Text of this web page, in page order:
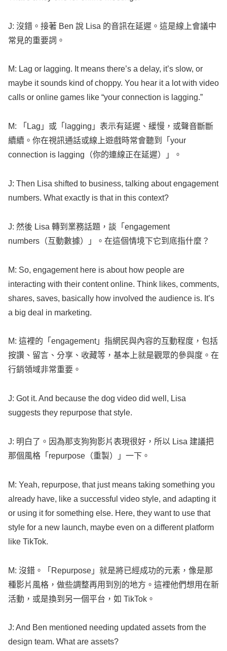
J: 沒錯。接著 Ben 說 Lisa 的音訊在延遲。這是線上會議中
常見的重要詞。
M: Lag or lagging. It means there’s a delay, it’s slow, or
maybe itsounds kind ofchoppy. You hear it a lotwith video
calls or online games like “your connection is lagging.”
M: 「 Lag 」或「 lagging 」表示有延遲、緩慢，或聲音斷斷
續續。你在視訊通話或線上遊戲時常會聽到「your
connection is lagging （你的連線正在延遲）」。
J: Then Lisa shifted to business, talking aboutengagement
numbers. What exactly is that in this context?
J: 然後 Lisa 轉到業務話題，談「 engagement
numbers （互動數據）」。在這個情境下它到底指什麼？
M: So, engagementhere is about how people are
interacting with their content online. Think likes, comments,
shares, saves, basically how involved the audience is. It’s
a big deal in marketing.
M: 這裡的「 engagement」指網民與內容的互動程度，包括
按讚、留言、分享、收藏等，基本上就是觀眾的參與度。在
行銷領域非常重要。
J: Gotit. And because the dog video did well , Lisa
suggests they repurpose thatstyle.
J: 明白了。因為那支狗狗影片表現很好，所以 Lisa 建議把
那個風格「 repurpose （重製）」一下。
M: Yeah, repurpose, that just means taking something you
already have, like a successful video style, and adapting it
or using it for something else. Here, they wantto use that
style for a new launch, maybe even on a different platform
like TikTok.
M: 沒錯。「 Repurpose 」就是將已經成功的元素，像是那
種影片風格，做些調整再用到別的地方。這裡他們想用在新
活動，或是換到另一個平台，如 TikTok 。
J: And Ben mentioned needing updated assets from the
design team. Whatare assets?